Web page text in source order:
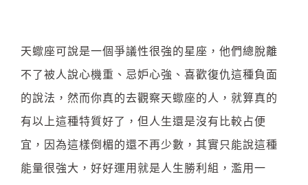
天蠍座可說是一個爭議性很強的星座，他們總脫離
不了被人說心機重、忌妒心強、喜歡復仇這種負面
的說法，然而你真的去觀察天蠍座的人，就算真的
有以上這種特質好了，但人生還是沒有比較占便
宜，因為這樣倒楣的還不再少數，其實只能說這種
能量很強大，好好運用就是人生勝利組，濫用一